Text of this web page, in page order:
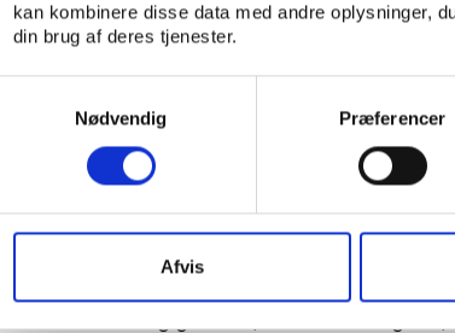
kan kombinere disse data med andre oplysninger,
din brug af deres tjenester.
Nødvendig
Præferencer
Afvis
”Vi lagde hårdt ud med stor opbakning,
Endelig havde det også betydning for
nyt for lærerne på højskolerne, hvor
nærværet i det fysiske møde mellem lærere
Senioranalytiker i Vifo, Rasmus Kolby
vurdering er, at mange af
alligevel kom nogenlunde helskindet